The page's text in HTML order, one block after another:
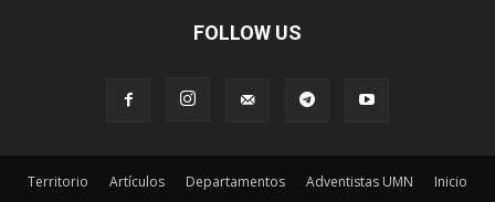
FOLLOW US
Territorio Artículos Departamentos Adventistas UMN Inicio